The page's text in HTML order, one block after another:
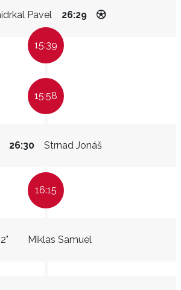
Pavel 26:29
15:39
15:58
Strnad Jonáš
26:30
16:15
Miklas Samuel
2"